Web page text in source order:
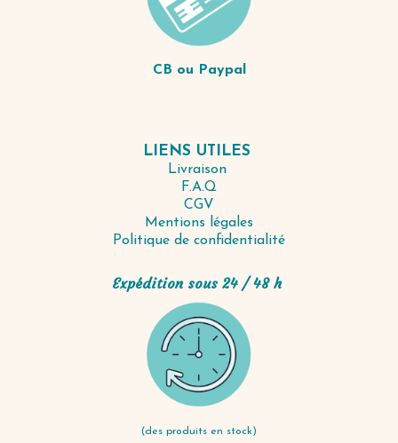
CB ou Paypal
LIENS UTILES
Livraison
F.A.Q
CGV
Mentions légales
Politique de confidentialité
Expédition sous 24 / 48 h
(des produits en stock)